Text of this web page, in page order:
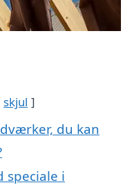
skjul
du kan
speciale i